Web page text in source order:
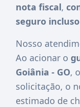
nota fiscal,
seguro
Nosso
Ao acionar o
Goiânia - GO,
solicitação, o
estimado de